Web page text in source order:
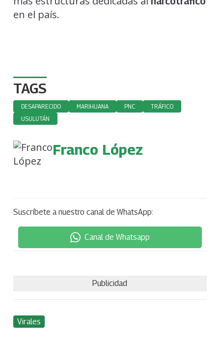
en el país.
TAGS
DESAPARECIDO MARIHUANA PNC
TRÁFICO
USULUTÁN
Franco López
Suscríbete a nuestro canal de WhatsApp:
Canal de Whatsapp
Publicidad
Virales